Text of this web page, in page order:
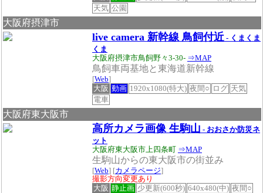
天気 公園
大阪府摂津市
live camera 新幹線 鳥飼付近- くまくま
くま
大阪府摂津市鳥飼野々3-30- ⇒MAP
鳥飼車両基地と東海道新幹線
[Web]
大阪 動画 1920x1080(特大) 夜間○ ログ 天気
電車
大阪府東大阪市
高所カメラ画像 生駒山 - おおさか防災ネ
ット
大阪府東大阪市上四条町 ⇒MAP
生駒山からの東大阪市の街並み
[Web] [カメラページ]
撮影方向変更あり
大阪 静止画 少更新(600秒) 640x480(中) 夜間○